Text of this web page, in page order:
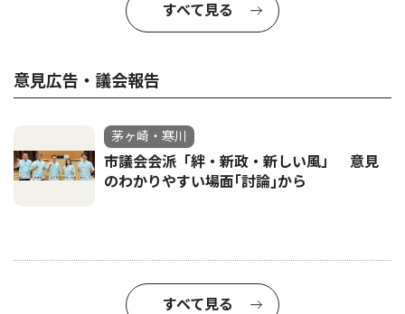
すべて見る
意見広告・議会報告
茅ヶ崎・寒川
市議会会派「絆・新政・新しい風」 意見
のわかりやすい場面｢討論｣から
すべて見る